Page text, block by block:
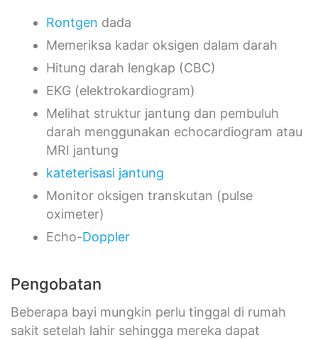
Rontgen dada
Memeriksa kadar oksigen dalam darah
Hitung darah lengkap (CBC)
EKG (elektrokardiogram)
Melihat struktur jantung dan pembuluh
darah menggunakan echocardiogram atau
MRI jantung
kateterisasi jantung
Monitor oksigen transkutan (pulse
oximeter)
Echo-Doppler
Pengobatan
Beberapa bayi mungkin perlu tinggal di rumah
sakit setelah lahir sehingga mereka dapat